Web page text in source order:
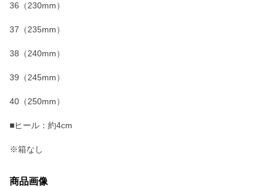
36（230mm）
37（235mm）
38（240mm）
39（245mm）
40（250mm）
■ヒール：約4cm
※箱なし
商品画像